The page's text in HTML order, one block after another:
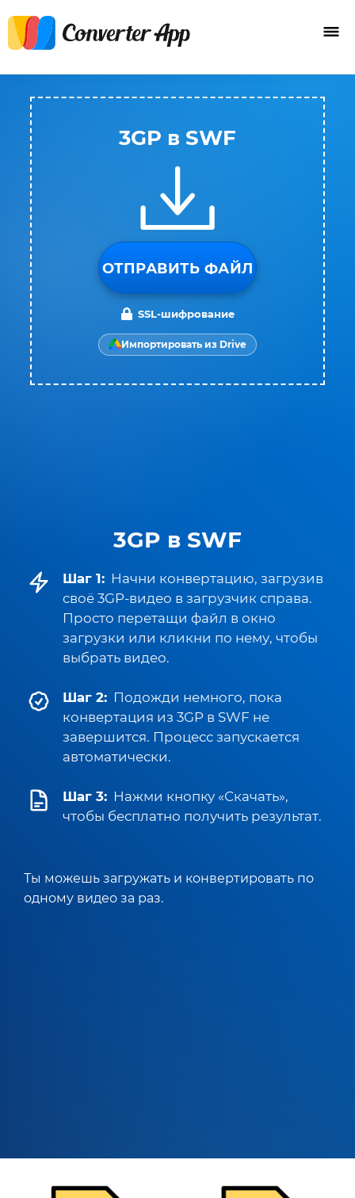
3GP в SWF
Шаг 1: Начни конвертацию, загрузив
своё 3GP-видео в загрузчик справа.
Просто перетащи файл в окно
загрузки или кликни по нему, чтобы
выбрать видео.
Шаг 2: Подожди немного, пока
конвертация из 3GP в SWF не
завершится. Процесс запускается
автоматически.
Шаг 3: Нажми кнопку «Скачать»,
чтобы бесплатно получить результат.
Ты можешь загружать и конвертировать по
одному видео за раз.
3GP в SWF
ОТПРАВИТЬ ФАЙЛ
SSL-шифрование
Импортировать из Drive